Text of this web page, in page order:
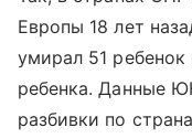
Европы 18 лет
умирал 51
ребенка. Данные
разбивки по